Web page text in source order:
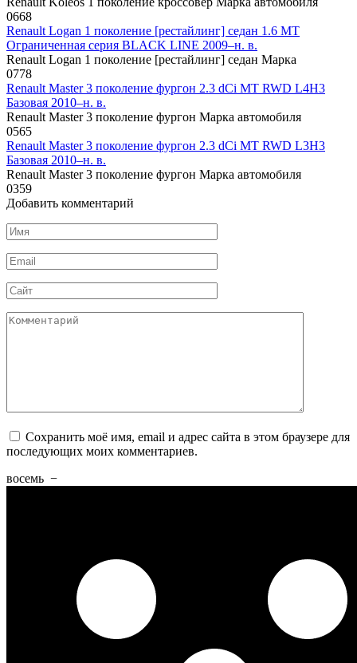
0668
Renault Logan 1 поколение [рестайлинг] седан 1.6 MT
Ограниченная серия BLACK LINE 2009–н. в.
Renault Logan 1 поколение [рестайлинг] седан Марка
0778
Renault Master 3 поколение фургон 2.3 dCi MT RWD L4H3
Базовая 2010–н. в.
Renault Master 3 поколение фургон Марка автомобиля
0565
Renault Master 3 поколение фургон 2.3 dCi MT RWD L3H3
Базовая 2010–н. в.
Renault Master 3 поколение фургон Марка автомобиля
0359
Добавить комментарий
Имя
*
Email
*
Сайт
Комментарий
Сохранить моё имя, email и адрес сайта в этом браузере для
последующих моих комментариев.
восемь −